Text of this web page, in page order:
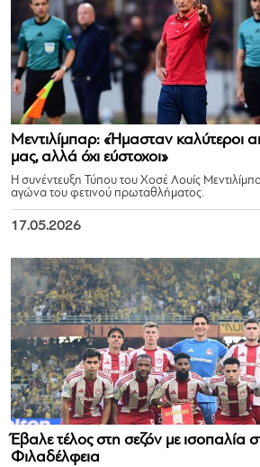
Μεντιλίμπαρ: «Ήμασταν καλύτεροι
μας, αλλά όχι εύστοχοι»
Η συνέντευξη Τύπου του Χοσέ Λουίς
αγώνα του φετινού πρωταθλήματος.
17.05.2026
Έβαλε τέλος στη σεζόν με ισοπαλία
Φιλαδέλφεια